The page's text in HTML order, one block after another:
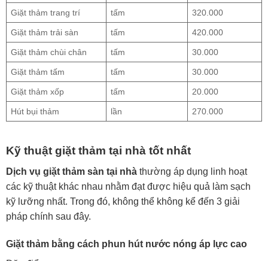
Giặt thảm trang trí tấm 320.000
Giặt thảm trải sàn tấm 420.000
Giặt thảm chùi chân tấm 30.000
Giặt thảm tấm tấm 30.000
Giặt thảm xốp tấm 20.000
Hút bụi thảm lần 270.000
Kỹ thuật giặt thảm tại nhà tốt nhất
Dịch vụ giặt thảm sàn tại nhà thường áp dụng linh hoạt
các kỹ thuật khác nhau nhằm đạt được hiệu quả làm sạch
kỹ lưỡng nhất. Trong đó, không thể không kể đến 3 giải
pháp chính sau đây.
Giặt thảm bằng cách phun hút nước nóng áp lực cao